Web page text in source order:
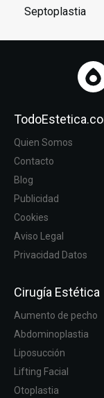
Septoplastia
Quien Somos
Contacto
Blog
Publicidad
Cookies
Aviso Legal
Privacidad Datos
Cirugía Estética
Aumento de pecho
Abdominoplastia
Liposucción
Lifting Facial
Otoplastia